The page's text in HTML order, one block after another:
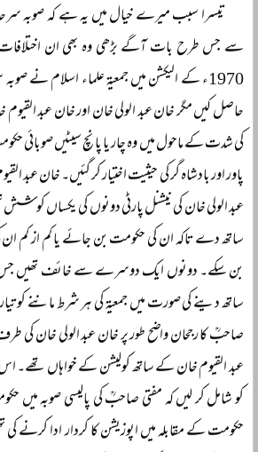
تیسرا سبب میرے خیال میں یہ ہے کہ صوبہ
سے جس طرح بات آگے بڑھی وہ بھی ان اختلافات
1970ء کے الیکشن میں جمعیۃ علماء اسلام نے
حاصل کیں مگر خان عبد الولی خان اور خان عبد
کی شدت کے ماحول میں وہ چار یا پانچ سیٹیں صوبائی
پاور اور بادشاہ گر کی حیثیت اختیار کر گئیں۔ خان عبد
عبد الولی خان کی نیشنل پارٹی دونوں کی یکساں کوشش
ساتھ دے تاکہ ان کی حکومت بن جائے یا کم از کم
بن سکے۔ دونوں ایک دوسرے سے خائف تھیں جس
ساتھ دینے کی صورت میں جمعیۃ کی ہر شرط ماننے کو
صاحبؒ کا رجحان واضح طور پر خان عبد الولی خان کی
عبد القیوم خان کے ساتھ کولیشن کے خواہاں
کو شامل کر لیں کہ مفتی صاحبؒ کی پالیسی صوبہ میں
حکومت کے مقابلہ میں اپوزیشن کا کردار ادا کرنے کی